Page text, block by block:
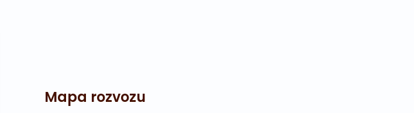
Mapa rozvozu